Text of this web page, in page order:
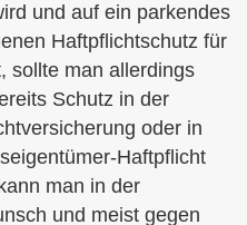
und auf ein parkendes
Haft­pflichtschutz für
sollte man allerdings
Schutz in der
oder in
Haft­pflicht
man in der
und meist gegen